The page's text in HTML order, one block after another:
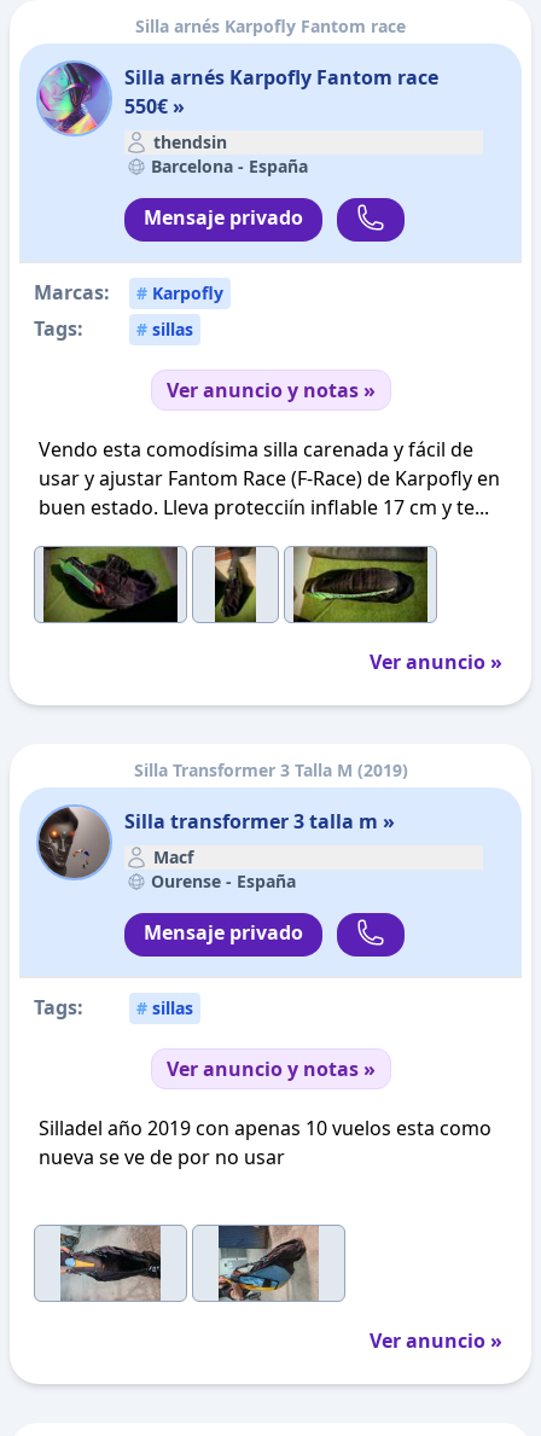
Silla arnés Karpofly Fantom race
Silla arnés Karpofly Fantom race
550€ »
thendsin
Barcelona - España
Mensaje privado
Marcas: # Karpofly
Tags: # sillas
Ver anuncio y notas »
Vendo esta comodísima silla carenada y fácil de
usar y ajustar Fantom Race (F-Race) de Karpofly en
buen estado. Lleva protecciín inflable 17 cm y te...
Ver anuncio »
Silla Transformer 3 Talla M (2019)
Silla transformer 3 talla m »
Macf
Ourense - España
Mensaje privado
Tags: # sillas
Ver anuncio y notas »
Silladel año 2019 con apenas 10 vuelos esta como
nueva se ve de por no usar
Ver anuncio »